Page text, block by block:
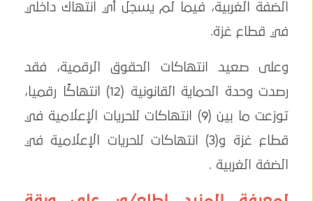
الضفة الغربية، فيما لم يسجل أي انتهاك داخلي
في قطاع غزة.
وعلى صعيد انتهاكات الحقوق الرقمية، فقد
رصدت وحدة الحماية القانونية (12) انتهاكًا رقميا،
توزعت ما بين (9) انتهاكات للحريات الإعلامية في
قطاع غزة و(3) انتهاكات للحريات الإعلامية في
الضفة الغربية .